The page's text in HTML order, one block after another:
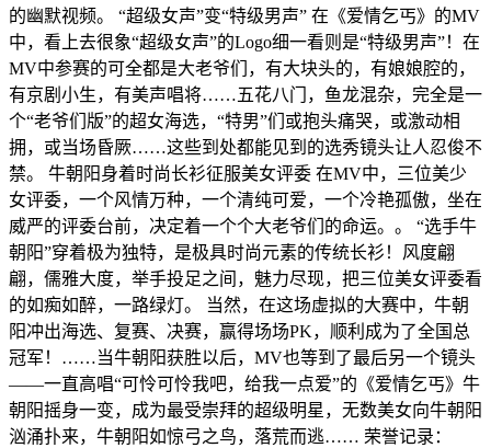
的幽默视频。 “超级女声”变“特级男声” 在《爱情乞丐》的MV
中，看上去很象“超级女声”的Logo细一看则是“特级男声”！在
MV中参赛的可全都是大老爷们，有大块头的，有娘娘腔的，
有京剧小生，有美声唱将……五花八门，鱼龙混杂，完全是一
个“老爷们版”的超女海选，“特男”们或抱头痛哭，或激动相
拥，或当场昏厥……这些到处都能见到的选秀镜头让人忍俊不
禁。 牛朝阳身着时尚长衫征服美女评委 在MV中，三位美少
女评委，一个风情万种，一个清纯可爱，一个冷艳孤傲，坐在
威严的评委台前，决定着一个个大老爷们的命运。。 “选手牛
朝阳”穿着极为独特，是极具时尚元素的传统长衫！风度翩
翩，儒雅大度，举手投足之间，魅力尽现，把三位美女评委看
的如痴如醉，一路绿灯。 当然，在这场虚拟的大赛中，牛朝
阳冲出海选、复赛、决赛，赢得场场PK，顺利成为了全国总
冠军！……当牛朝阳获胜以后，MV也等到了最后另一个镜头
——一直高唱“可怜可怜我吧，给我一点爱”的《爱情乞丐》牛
朝阳摇身一变，成为最受崇拜的超级明星，无数美女向牛朝阳
汹涌扑来，牛朝阳如惊弓之鸟，落荒而逃…… 荣誉记录：